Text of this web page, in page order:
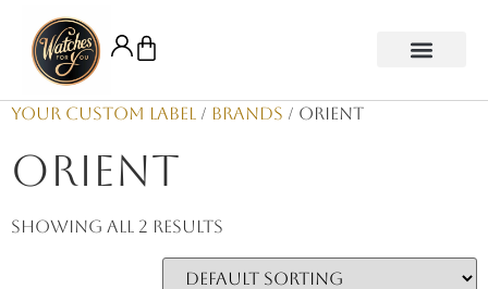
Your Custom Label / Brands / Orient
Orient
Showing all 2 results